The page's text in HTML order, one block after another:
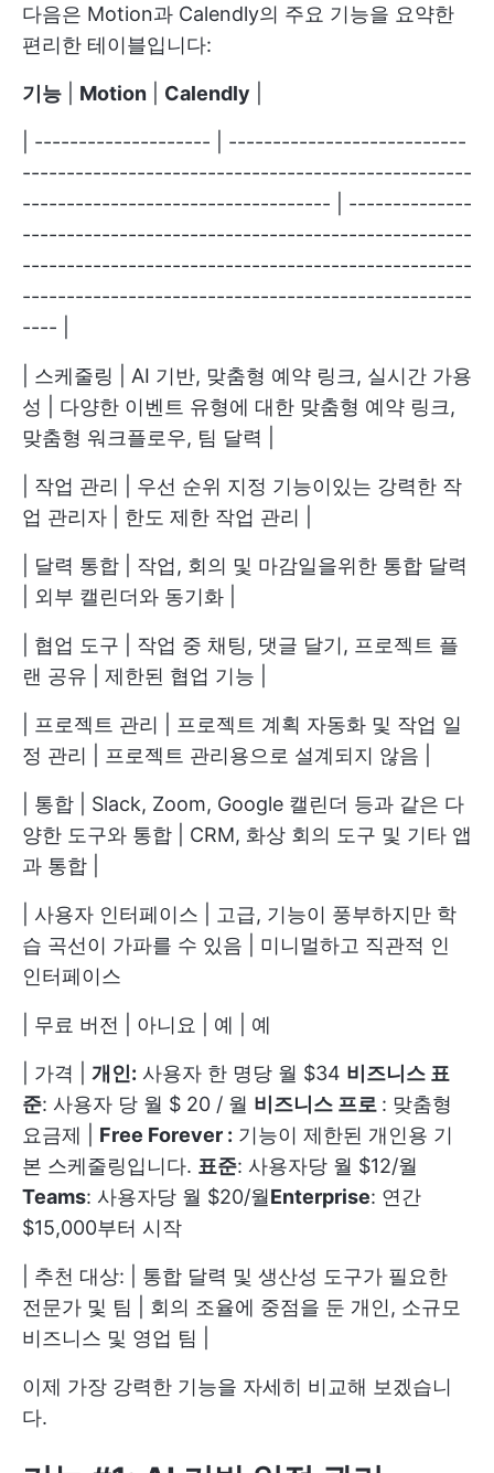
다음은 Motion과 Calendly의 주요 기능을 요약한
편리한 테이블입니다:
기능 Motion Calendly
| -------------------- | ---------------------------
---------------------------------------------------
----------------------------------- | --------------
---------------------------------------------------
---------------------------------------------------
---------------------------------------------------
---- |
| 스케줄링 | AI 기반, 맞춤형 예약 링크, 실시간 가용
성 | 다양한 이벤트 유형에 대한 맞춤형 예약 링크,
맞춤형 워크플로우, 팀 달력 |
| 작업 관리 | 우선 순위 지정 기능이있는 강력한 작
업 관리자 | 한도 제한 작업 관리 |
| 달력 통합 | 작업, 회의 및 마감일을위한 통합 달력
| 외부 캘린더와 동기화 |
| 협업 도구 | 작업 중 채팅, 댓글 달기, 프로젝트 플
랜 공유 | 제한된 협업 기능 |
| 프로젝트 관리 | 프로젝트 계획 자동화 및 작업 일
정 관리 | 프로젝트 관리용으로 설계되지 않음 |
| 통합 | Slack, Zoom, Google 캘린더 등과 같은 다
양한 도구와 통합 | CRM, 화상 회의 도구 및 기타 앱
과 통합 |
| 사용자 인터페이스 | 고급, 기능이 풍부하지만 학
습 곡선이 가파를 수 있음 | 미니멀하고 직관적 인
인터페이스
| 무료 버전 | 아니요 | 예 | 예
| 가격 | 개인: 사용자 한 명당 월 $34 비즈니스 표
준: 사용자 당 월 $ 20 / 월 비즈니스 프로 : 맞춤형
요금제 | Free Forever : 기능이 제한된 개인용 기
본 스케줄링입니다. 표준: 사용자당 월 $12/월
Teams: 사용자당 월 $20/월Enterprise: 연간
$15,000부터 시작
| 추천 대상: | 통합 달력 및 생산성 도구가 필요한
전문가 및 팀 | 회의 조율에 중점을 둔 개인, 소규모
비즈니스 및 영업 팀 |
이제 가장 강력한 기능을 자세히 비교해 보겠습니
다.